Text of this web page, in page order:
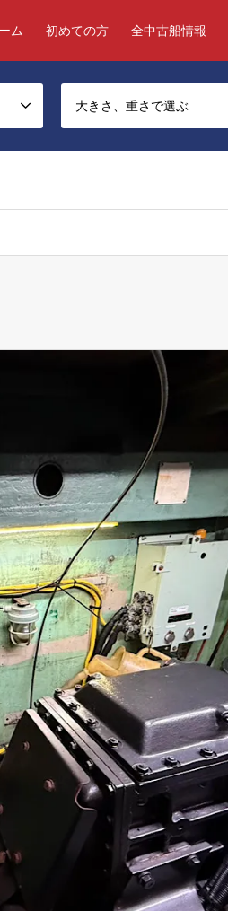
ム 初めての方 全中古船情報
大きさ、重さで選ぶ